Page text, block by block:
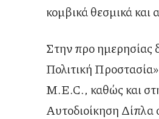
κομβικά θεσμικά
Στην προ ημερησίας
Πολιτική
M.E.C., καθώς και
Αυτοδιοίκηση Δίπλα